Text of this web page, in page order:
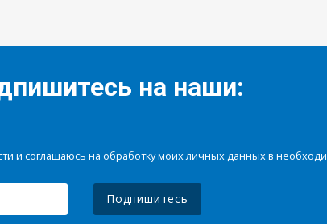
на наши:
и соглашаюсь на обработку моих личных данных в
Подпишитесь